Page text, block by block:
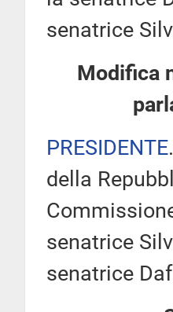
senatrice
Modifica
PRESIDENTE
della
senatrice
senatrice